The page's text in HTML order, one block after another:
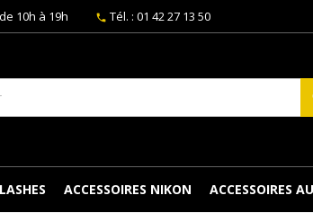
10h à 19h phone Tél. : 01 42 27 13 50
ACCESSOIRES NIKON ACCESSOIRES